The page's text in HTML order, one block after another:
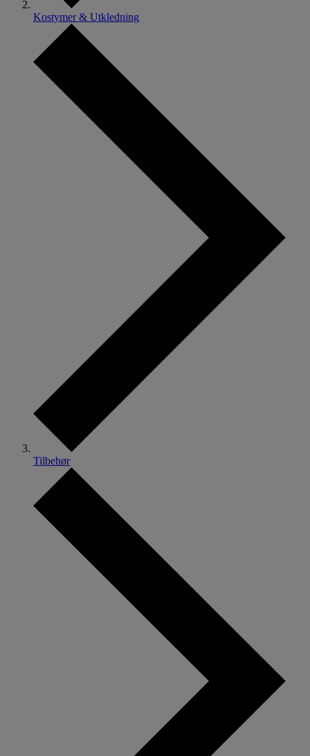
Kostymer & Utkledning
Tilbehør